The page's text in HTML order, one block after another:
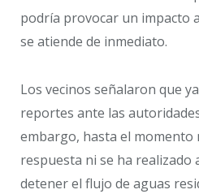
podría provocar un impacto
se atiende de inmediato.
Los vecinos señalaron que
reportes ante las
embargo, hasta el momento
respuesta ni se ha realizado
detener el flujo de aguas